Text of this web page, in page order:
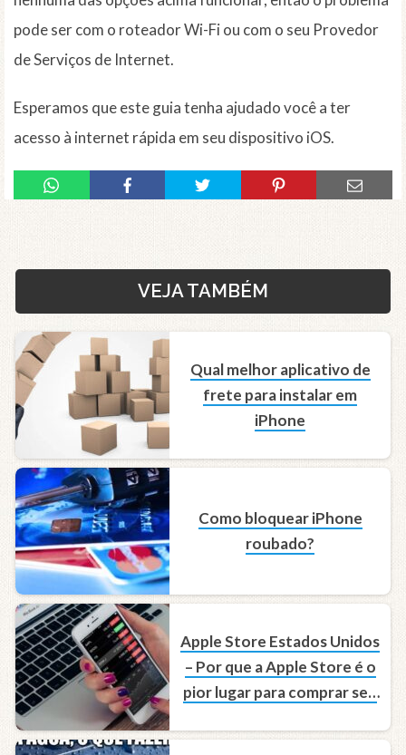
pode ser com o roteador Wi-Fi ou com o seu Provedor
de Serviços de Internet.
Esperamos que este guia tenha ajudado você a ter
acesso à internet rápida em seu dispositivo iOS.
VEJA TAMBÉM
Qual melhor aplicativo de
frete para instalar em
iPhone
Como bloquear iPhone
roubado?
Apple Store Estados Unidos
– Por que a Apple Store é o
pior lugar para comprar seu